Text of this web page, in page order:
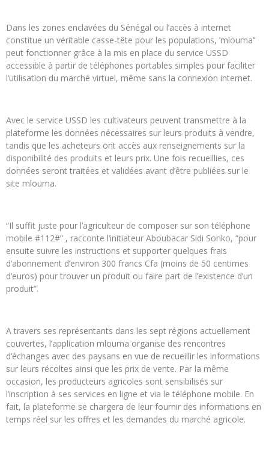
Dans les zones enclavées du Sénégal ou l’accès à internet
constitue un véritable casse-tête pour les populations, ’mlouma’’
peut fonctionner grâce à la mis en place du service USSD
accessible à partir de téléphones portables simples pour faciliter
l’utilisation du marché virtuel, même sans la connexion internet.
Avec le service USSD les cultivateurs peuvent transmettre à la
plateforme les données nécessaires sur leurs produits à vendre,
tandis que les acheteurs ont accès aux renseignements sur la
disponibilité des produits et leurs prix. Une fois recueillies, ces
données seront traitées et validées avant d’être publiées sur le
site mlouma.
“Il suffit juste pour l’agriculteur de composer sur son téléphone
mobile #112#” , racconte l’initiateur Aboubacar Sidi Sonko, “pour
ensuite suivre les instructions et supporter quelques frais
d’abonnement d’environ 300 francs Cfa (moins de 50 centimes
d’euros) pour trouver un produit ou faire part de l’existence d’un
produit”.
A travers ses représentants dans les sept régions actuellement
couvertes, l’application mlouma organise des rencontres
d’échanges avec des paysans en vue de recueillir les informations
sur leurs récoltes ainsi que les prix de vente. Par la même
occasion, les producteurs agricoles sont sensibilisés sur
l’inscription à ses services en ligne et via le téléphone mobile. En
fait, la plateforme se chargera de leur fournir des informations en
temps réel sur les offres et les demandes du marché agricole.